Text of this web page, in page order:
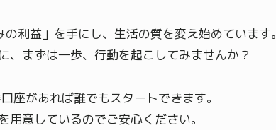
利益」を手にし、生活の質を変え始めています。
、まずは一歩、行動を起こしてみませんか？
座があれば誰でもスタートできます。
意しているのでご安心ください。